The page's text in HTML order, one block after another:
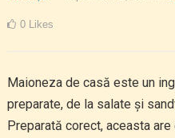
0 Likes
Maioneza de casă este un
preparate, de la salate și
Preparată corect, aceasta